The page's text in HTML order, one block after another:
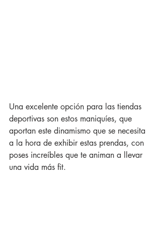
Una excelente opción para las tiendas
deportivas son estos maniquíes, que
aportan este dinamismo que se necesita
a la hora de exhibir estas prendas, con
poses increíbles que te animan a llevar
una vida más fit.